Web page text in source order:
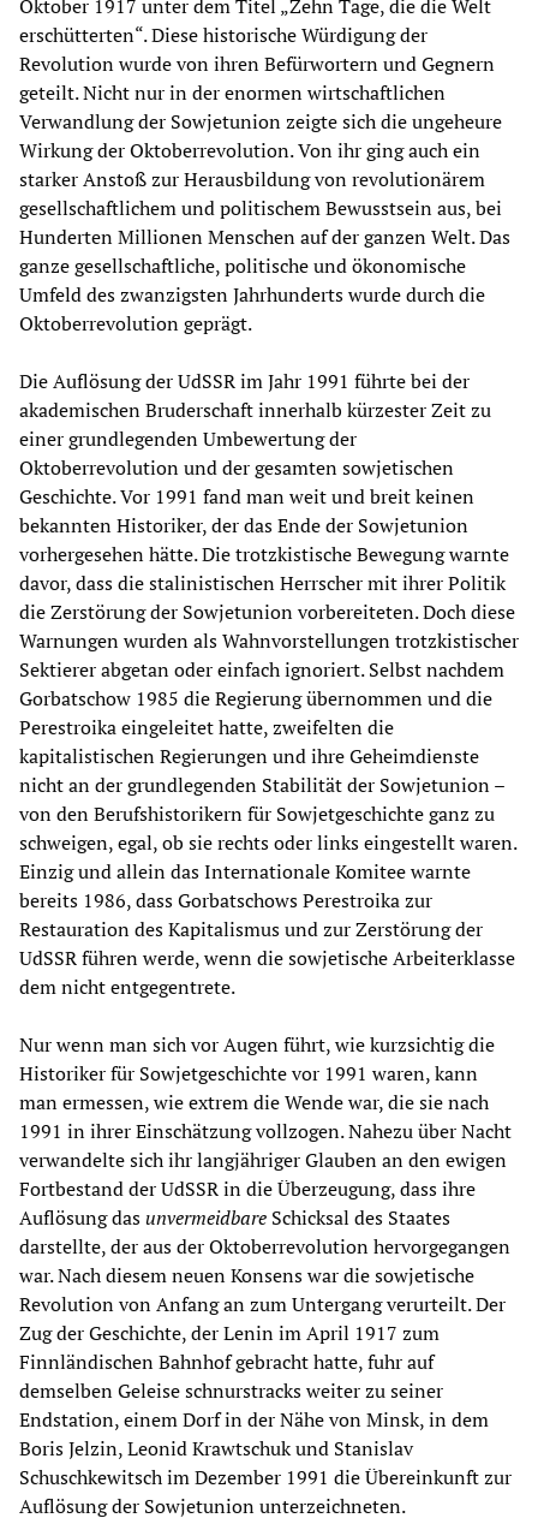
Oktober 1917 unter dem Titel „Zehn Tage, die die Welt
erschütterten“. Diese historische Würdigung der
Revolution wurde von ihren Befürwortern und Gegnern
geteilt. Nicht nur in der enormen wirtschaftlichen
Verwandlung der Sowjetunion zeigte sich die ungeheure
Wirkung der Oktoberrevolution. Von ihr ging auch ein
starker Anstoß zur Herausbildung von revolutionärem
gesellschaftlichem und politischem Bewusstsein aus, bei
Hunderten Millionen Menschen auf der ganzen Welt. Das
ganze gesellschaftliche, politische und ökonomische
Umfeld des zwanzigsten Jahrhunderts wurde durch die
Oktoberrevolution geprägt.
Die Auflösung der UdSSR im Jahr 1991 führte bei der
akademischen Bruderschaft innerhalb kürzester Zeit zu
einer grundlegenden Umbewertung der
Oktoberrevolution und der gesamten sowjetischen
Geschichte. Vor 1991 fand man weit und breit keinen
bekannten Historiker, der das Ende der Sowjetunion
vorhergesehen hätte. Die trotzkistische Bewegung warnte
davor, dass die stalinistischen Herrscher mit ihrer Politik
die Zerstörung der Sowjetunion vorbereiteten. Doch diese
Warnungen wurden als Wahnvorstellungen trotzkistischer
Sektierer abgetan oder einfach ignoriert. Selbst nachdem
Gorbatschow 1985 die Regierung übernommen und die
Perestroika eingeleitet hatte, zweifelten die
kapitalistischen Regierungen und ihre Geheimdienste
nicht an der grundlegenden Stabilität der Sowjetunion –
von den Berufshistorikern für Sowjetgeschichte ganz zu
schweigen, egal, ob sie rechts oder links eingestellt waren.
Einzig und allein das Internationale Komitee warnte
bereits 1986, dass Gorbatschows Perestroika zur
Restauration des Kapitalismus und zur Zerstörung der
UdSSR führen werde, wenn die sowjetische Arbeiterklasse
dem nicht entgegentrete.
Nur wenn man sich vor Augen führt, wie kurzsichtig die
Historiker für Sowjetgeschichte vor 1991 waren, kann
man ermessen, wie extrem die Wende war, die sie nach
1991 in ihrer Einschätzung vollzogen. Nahezu über Nacht
verwandelte sich ihr langjähriger Glauben an den ewigen
Fortbestand der UdSSR in die Überzeugung, dass ihre
Auflösung dasunvermeidbare Schicksal des Staates
darstellte, der aus der Oktoberrevolution hervorgegangen
war. Nach diesem neuen Konsens war die sowjetische
Revolution von Anfang an zum Untergang verurteilt. Der
Zug der Geschichte, der Lenin im April 1917 zum
Finnländischen Bahnhof gebracht hatte, fuhr auf
demselben Geleise schnurstracks weiter zu seiner
Endstation, einem Dorf in der Nähe von Minsk, in dem
Boris Jelzin, Leonid Krawtschuk und Stanislav
Schuschkewitsch im Dezember 1991 die Übereinkunft zur
Auflösung der Sowjetunion unterzeichneten.